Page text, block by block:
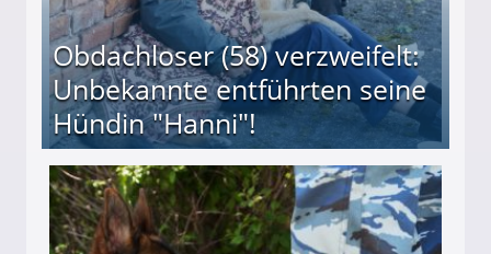
Obdachloser (58) verzweifelt:
Unbekannte entführten seine
Hündin "Hanni"!
entführten seine Hündin "Hanni"!